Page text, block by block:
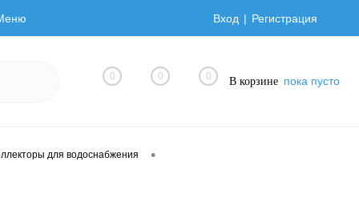
Вход Регистрация
0 0 0 В корзине пока пусто
для водоснабжения •